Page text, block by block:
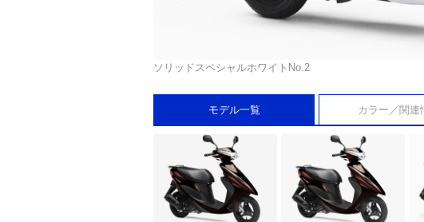
ソリッドスペシャルホワイトNo.2
モデル一覧 カラー／関連